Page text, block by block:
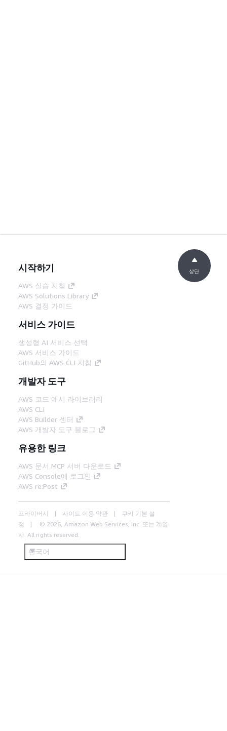
시작하기
AWS 실습 지침
AWS Solutions Library
AWS 결정 가이드
서비스 가이드
생성형 AI 서비스 선택
AWS 서비스 가이드
GitHub의 AWS CLI 지침
개발자 도구
AWS 코드 예시 라이브러리
AWS CLI
AWS Builder 센터
AWS 개발자 도구 블로그
유용한 링크
AWS 문서 MCP 서버 다운로드
AWS Console에 로그인
AWS re:Post
프라이버시 사이트 이용 약관
쿠키 기본 설
정
© 2026, Amazon Web Services, Inc. 또는 계열
사. All rights reserved.
한국어
상단